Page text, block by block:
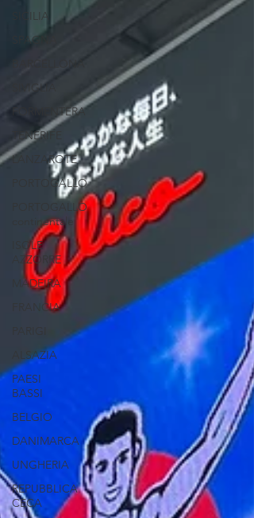
SICILIA
SPAGNA
SIVIGLIA
FORMENTERA
TENERIFE
LANZAROTE
PORTOGALLO
PORTOGALLO
continentale
ISOLE
AZZORRE
MADEIRA
FRANCIA
ALSAZIA
PAESI
BASSI
BELGIO
DANIMARCA
UNGHERIA
REPUBBLICA
CECA